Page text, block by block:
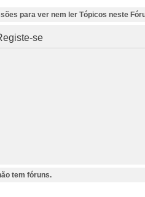
para ver nem ler Tópicos neste
se
tem fóruns.